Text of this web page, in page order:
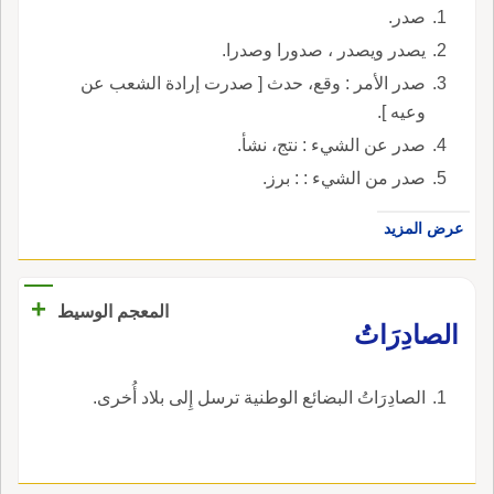
صدر.
يصدر ويصدر ، صدورا وصدرا.
صدر الأمر : وقع، حدث [ صدرت إرادة الشعب عن
وعيه ].
صدر عن الشيء : نتج، نشأ.
صدر من الشيء : : برز.
عرض المزيد
المعجم الوسيط
+
الصادِرَاتُ
الصادِرَاتُ البضائع الوطنية ترسل إِلى بلاد أُخرى.